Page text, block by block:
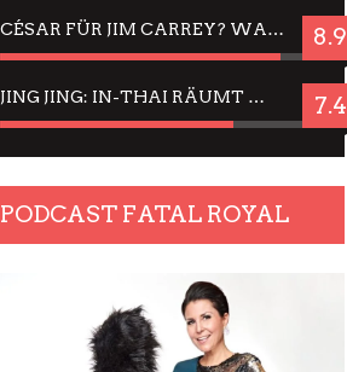
CÉSAR FÜR JIM CARREY? WARUM DAS EINER DER NERVIGSTEN ACTORS IST UND BLEIBT 8.9
JING JING: IN-THAI RÄUMT WIEDER TITEL AB – EIN ZWEI-STUNDEN-ERLEBNISBERICHT 7.4
PODCAST FATAL ROYAL